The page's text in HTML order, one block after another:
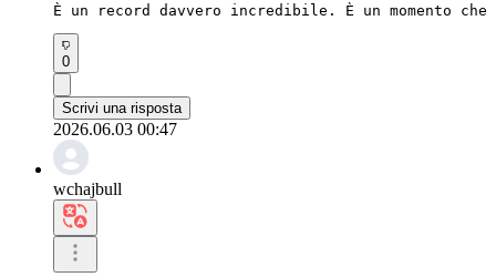
È un record davvero incredibile. È un momento
0
Scrivi una risposta
2026.06.03 00:47
wchajbull